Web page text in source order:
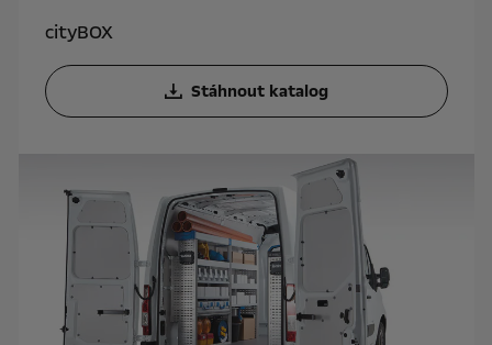
cityBOX
Stáhnout katalog